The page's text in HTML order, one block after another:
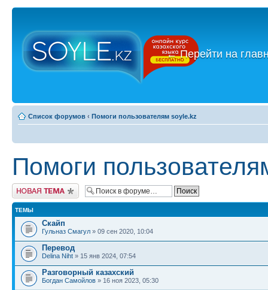
←Перейти на
Список форумов ‹ Помоги пользователям soyle.kz
Помоги
Новая тема
ТЕМЫ
Скайп
Гульназ Смагул » 09 сен 2020, 10:04
Перевод
Delina Niht » 15 янв 2024, 07:54
Разговорный казахский
Богдан Самойлов » 16 ноя 2023, 05:30